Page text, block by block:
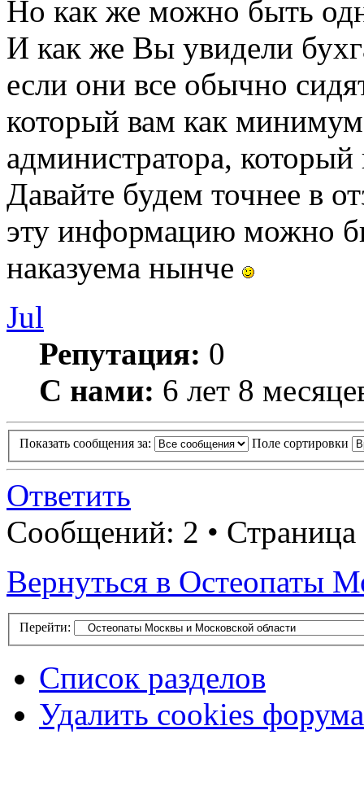
Но как же можно быть
И как же Вы увидели
если они все обычно
который вам как
администратора,
Давайте будем точнее в
эту информацию можно
наказуема нынче
Jul
Репутация: 0
С нами: 6 лет 8
Показать сообщения за: Поле сортировки
Ответить
Сообщений: 2 • Страница
Вернуться в Остеопаты
Перейти:
Список разделов
Удалить cookies форума